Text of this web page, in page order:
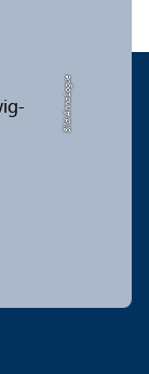
Bild: Anna Logue